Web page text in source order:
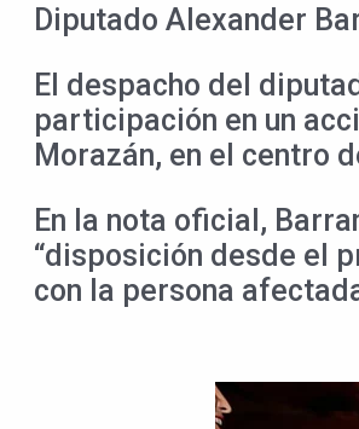
Diputado Alexander
El despacho del
participación en un
Morazán, en el centro
En la nota oficial,
“disposición desde el
con la persona